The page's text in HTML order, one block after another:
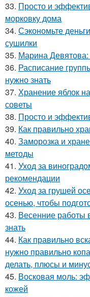
33. Просто и
морковку дома
34. Сэкономьте
сушилки
35. Марина Девятова:
36. Расписание
нужно знать
37. Хранение яблок
советы
38. Просто и
39. Как правильно
40. Заморозка и
методы
41. Уход за
рекомендации
42. Уход за грушей
осенью, чтобы
43. Весенние работы
знать
44. Как правильно
нужно правильно
делать, плюсы и
45. Восковая моль:
кожей